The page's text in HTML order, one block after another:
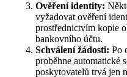
Ověření identity:
vyžadovat ověření
prostřednictvím kopie
bankovního účtu.
Schválení žádosti: Po
proběhne automatické
poskytovatelů trvá jen